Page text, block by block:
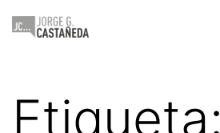
Saltar
Jorge
Etiqueta: